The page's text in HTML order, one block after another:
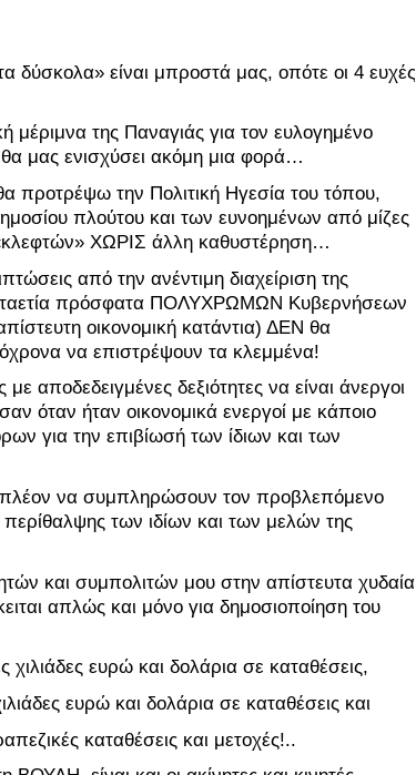
δύσκολα» είναι μπροστά μας, οπότε οι 4 ευχές
της Παναγιάς για τον ευλογημένο
μας ενισχύσει ακόμη μια φορά…
την Πολιτική Ηγεσία του τόπου,
πλούτου και των ευνοημένων από μίζες
ΧΩΡΙΣ άλλη καθυστέρηση…
από την ανέντιμη διαχείριση της
πρόσφατα ΠΟΛΥΧΡΩΜΩΝ Κυβερνήσεων
οικονομική κατάντια) ΔΕΝ θα
να επιστρέψουν τα κλεμμένα!
αποδεδειγμένες δεξιότητες να είναι άνεργοι
όταν ήταν οικονομικά ενεργοί με κάποιο
για την επιβίωσή των ίδιων και των
να συμπληρώσουν τον προβλεπόμενο
των ιδίων και των μελών της
και συμπολιτών μου στην απίστευτα χυδαία
απλώς και μόνο για δημοσιοποίηση του
ευρώ και δολάρια σε καταθέσεις,
ευρώ και δολάρια σε καταθέσεις και
καταθέσεις και μετοχές!..